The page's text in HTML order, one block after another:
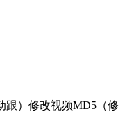
跟）修改视频MD5（修